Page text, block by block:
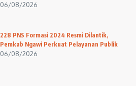
06/08/2026
228 PNS Formasi 2024 Resmi Dilantik,
Pemkab Ngawi Perkuat Pelayanan Publik
06/08/2026